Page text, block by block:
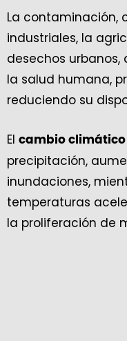
La contaminación,
industriales, la
desechos
la salud humana,
reduciendo su
El cambio climático
precipitación,
inundaciones,
temperaturas
la proliferación de